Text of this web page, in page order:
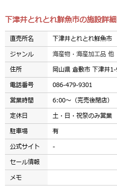
下津井とれとれ鮮魚市の施設詳細
直売所名
下津井とれとれ鮮魚市
ジャンル
海産物・海産加工品 他
住所
岡山県 倉敷市 下津井
電話番号
086-479-9301
営業時間
6:00～（完売後閉店）
定休日
土・日・祝祭のみ営業
駐車場
有
公式サイト
-
セール情報
メモ